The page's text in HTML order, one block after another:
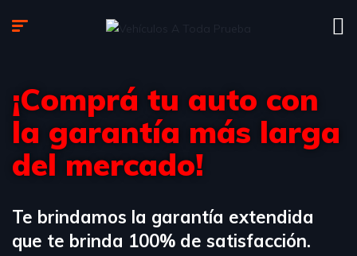
¡Comprá tu auto con
la garantía más larga
del mercado!
Te brindamos la garantía extendida
que te brinda 100% de satisfacción.